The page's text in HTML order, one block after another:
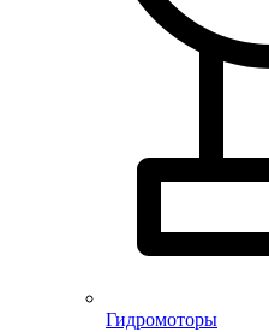
Гидромоторы